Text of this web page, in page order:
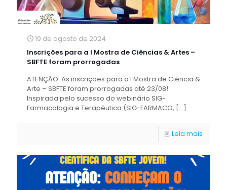
19 de agosto de 2024
Inscrições para a I Mostra de Ciências & Artes –
SBFTE foram prorrogadas
ATENÇÃO: As inscrições para a I Mostra de Ciência &
Arte – SBFTE foram prorrogadas até 23/08!
Inspirada pelo sucesso do webinário SIG-
Farmacologia e Terapêutica (SIG-FARMACO, […]
Leia mais